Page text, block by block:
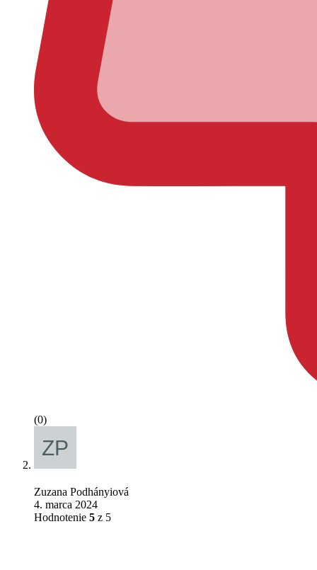
(0)
Zuzana Podhányiová
4. marca 2024
Hodnotenie 5 z 5